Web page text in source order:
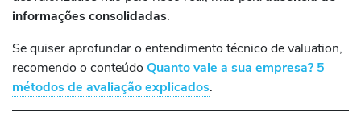
informações consolidadas.
Se quiser aprofundar o entendimento técnico de valuation,
recomendo o conteúdo Quanto vale a sua empresa? 5
métodos de avaliação explicados.